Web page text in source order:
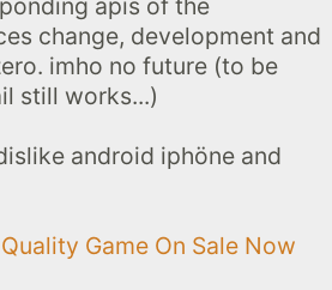
apis of the
change, development and
imho no future (to be
still works...)
android iphöne and
Game On Sale Now